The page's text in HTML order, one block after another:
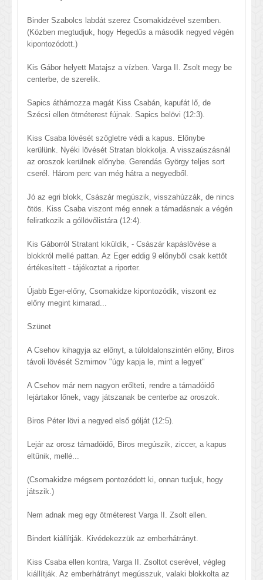
Binder Szabolcs labdát szerez Csomakidzével szemben.
(Közben megtudjuk, hogy Hegedűs a második negyed végén
kipontozódott.)
Kis Gábor helyett Matajsz a vízben. Varga II. Zsolt megy be
centerbe, de szerelik.
Sapics áthámozza magát Kiss Csabán, kapufát lő, de
Szécsi ellen ötméterest fújnak. Sapics belövi (12:3).
Kiss Csaba lövését szögletre védi a kapus. Előnybe
kerülünk. Nyéki lövését Stratan blokkolja. A visszaúszásnál
az oroszok kerülnek előnybe. Gerendás György teljes sort
cserél. Három perc van még hátra a negyedből.
Jó az egri blokk, Császár megúszik, visszahúzzák, de nincs
ötös. Kiss Csaba viszont még ennek a támadásnak a végén
feliratkozik a góllövőlistára (12:4).
Kis Gáborról Stratant kiküldik, - Császár kapáslövése a
blokkról mellé pattan. Az Eger eddig 9 előnyből csak kettőt
értékesített - tájékoztat a riporter.
Újabb Eger-előny, Csomakidze kipontozódik, viszont ez
előny megint kimarad...
Szünet
A Csehov kihagyja az előnyt, a túloldalonszintén előny, Biros
távoli lövését Szmirnov "úgy kapja le, mint a legyet"
A Csehov már nem nagyon erőlteti, rendre a támadóidő
lejártakor lőnek, vagy játszanak be centerbe az oroszok.
Biros Péter lövi a negyed első gólját (12:5).
Lejár az orosz támadóidő, Biros megúszik, ziccer, a kapus
eltűnik, mellé...
(Csomakidze mégsem pontozódott ki, onnan tudjuk, hogy
játszik.)
Nem adnak meg egy ötméterest Varga II. Zsolt ellen.
Bindert kiállítják. Kivédekezzük az emberhátrányt.
Kiss Csaba ellen kontra, Varga II. Zsoltot cserével, végleg
kiállítják. Az emberhátrányt megússzuk, valaki blokkolta az